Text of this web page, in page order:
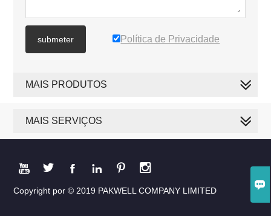

submeter Política de Privacidade
MAIS PRODUTOS
MAIS SERVIÇOS
     
Copyright por © 2019 PAKWELL COMPANY LIMITED